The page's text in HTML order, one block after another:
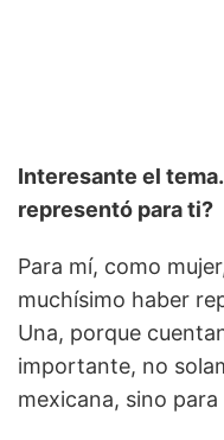
Interesante el
representó para ti?
Para mí, como
muchísimo haber
Una, porque
importante, no
mexicana, sino